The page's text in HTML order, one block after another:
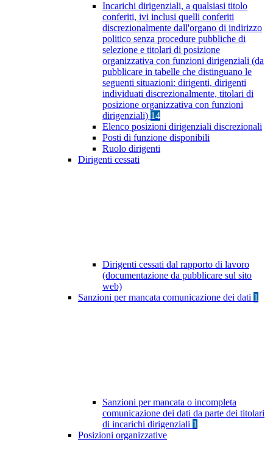
Incarichi dirigenziali, a qualsiasi titolo
conferiti, ivi inclusi quelli conferiti
discrezionalmente dall'organo di indirizzo
politico senza procedure pubbliche di
selezione e titolari di posizione
organizzativa con funzioni dirigenziali (da
pubblicare in tabelle che distinguano le
seguenti situazioni: dirigenti, dirigenti
individuati discrezionalmente, titolari di
posizione organizzativa con funzioni
dirigenziali) 14
Elenco posizioni dirigenziali discrezionali
Posti di funzione disponibili
Ruolo dirigenti
Dirigenti cessati
Dirigenti cessati dal rapporto di lavoro
(documentazione da pubblicare sul sito
web)
Sanzioni per mancata comunicazione dei dati 1
Sanzioni per mancata o incompleta
comunicazione dei dati da parte dei titolari
di incarichi dirigenziali 1
Posizioni organizzative